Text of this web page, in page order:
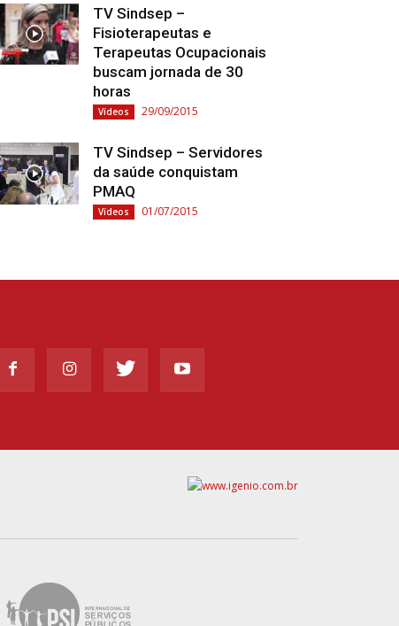
TV Sindsep –
Fisioterapeutas e
Terapeutas Ocupacionais
buscam jornada de 30
horas
Vídeos 29/09/2015
TV Sindsep – Servidores
da saúde conquistam
PMAQ
Vídeos 01/07/2015